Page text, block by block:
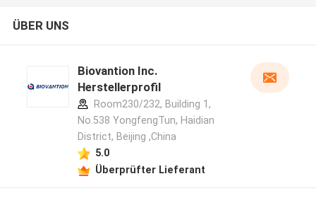
ÜBER UNS
Biovantion Inc.
Herstellerprofil
Room230/232, Building 1,
No.538 YongfengTun, Haidian
District, Beijing ,China
5.0
Überprüfter Lieferant